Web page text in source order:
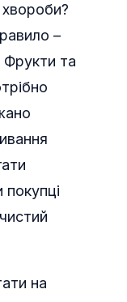
хвороби?
–
та
на